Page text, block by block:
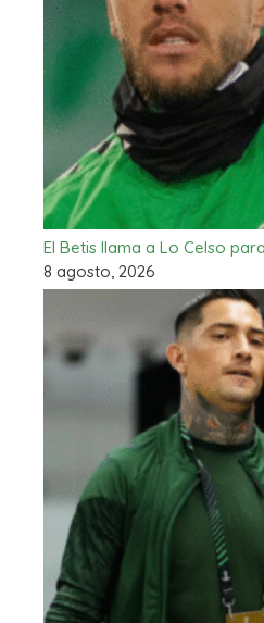
El Betis llama a Lo Celso
8 agosto, 2026